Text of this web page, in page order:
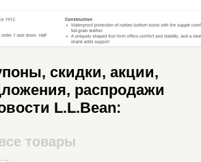
скидки, акции,
распродажи
L.L.Bean:
товары